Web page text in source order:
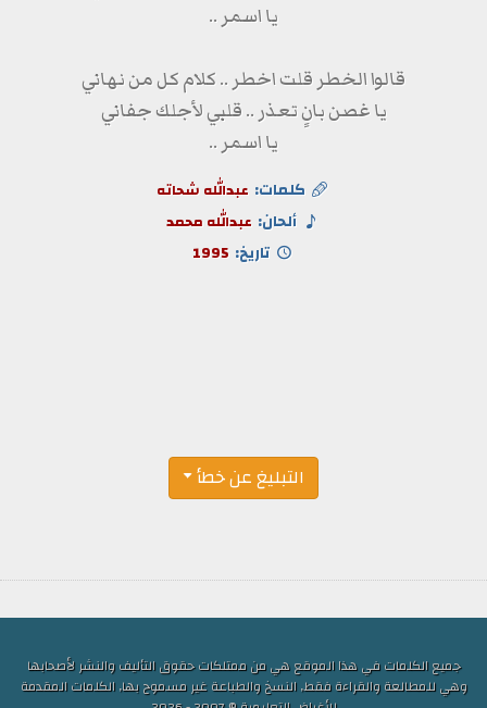
يا اسمر ..
قالوا الخطر قلت اخطر .. كلام كل من نهاني
يا غصن بانٍ تعذر .. قلبي لأجلك جفاني
يا اسمر ..
كلمات: عبدالله شحاته
ألحان: عبدالله محمد
تاريخ: 1995
التبليغ عن خطأ
جميع الكلمات في هذا الموقع هي من ممتلكات حقوق التأليف والنشر لأصحابها
وهي للمطالعة والقراءة فقط, النسخ والطباعة غير مسموح بها, الكلمات المقدمة